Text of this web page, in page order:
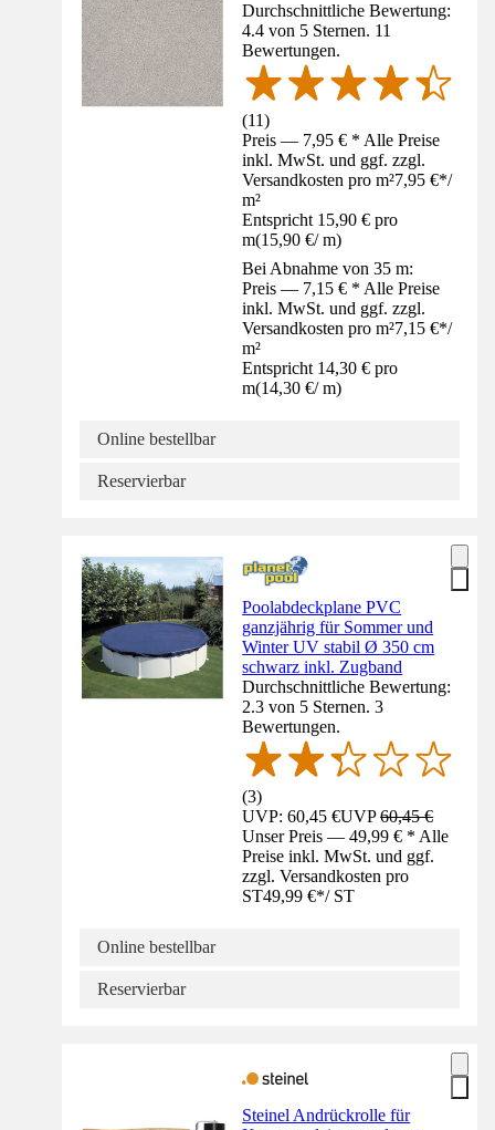
Durchschnittliche Bewertung:
4.4 von 5 Sternen. 11
Bewertungen.
(11)
Preis — 7,95 € * Alle Preise
inkl. MwSt. und ggf. zzgl.
Versandkosten pro m²7,95 €*/
m²
Entspricht 15,90 € pro
m(15,90 €/ m)
Bei Abnahme von 35 m:
Preis — 7,15 € * Alle Preise
inkl. MwSt. und ggf. zzgl.
Versandkosten pro m²7,15 €*/
m²
Entspricht 14,30 € pro
m(14,30 €/ m)
Online bestellbar
Reservierbar
Poolabdeckplane PVC
ganzjährig für Sommer und
Winter UV stabil Ø 350 cm
schwarz inkl. Zugband
Durchschnittliche Bewertung:
2.3 von 5 Sternen. 3
Bewertungen.
(3)
UVP: 60,45 €UVP60,45 €
Unser Preis — 49,99 € * Alle
Preise inkl. MwSt. und ggf.
zzgl. Versandkosten pro
ST49,99 €*/ ST
Online bestellbar
Reservierbar
Steinel Andrückrolle für